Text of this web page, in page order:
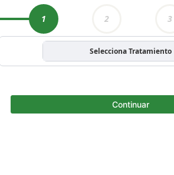
1 2 3
Selecciona Tratamiento
Continuar